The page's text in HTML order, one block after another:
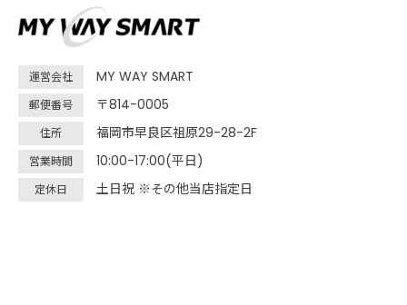
運営会社 MY WAY SMART
郵便番号 〒814-0005
住所 福岡市早良区祖原29-28-2F
営業時間 10:00-17:00(平日)
定休日 土日祝 ※その他当店指定日